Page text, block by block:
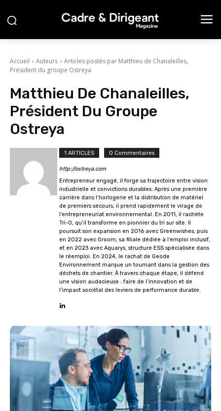
Accueil Auteurs
Articles postés par Matthieu de Chanaleilles,
Président du groupe Ostreya
Matthieu De Chanaleilles,
Président Du Groupe
Ostreya
1 ARTICLES 0 Commentaires
http://ostreya.com
Entrepreneur engagé, il forge sa trajectoire entre vision
industrielle et convictions durables. Après une première
carrière dans l’horlogerie et la distribution de matériel
de premiers secours, il prend rapidement le virage de
l’entrepreneuriat environnemental. En 2011, il rachète
Tri-O, qu’il transforme en pionnier du tri sur site. Il
poursuit son expansion en 2016 avec Greenwishes, puis
en 2022 avec Groom, sa filiale dédiée à l’emploi inclusif,
et en 2023 avec Aquarys, structure ESS spécialisée dans
le réemploi. En 2024, le rachat de Geode
Environnement marque un tournant dans la gestion des
déchets de chantier. À travers chaque étape, il défend
une vision audacieuse : faire de l’innovation et de
l’impact sociétal des leviers de performance durable.